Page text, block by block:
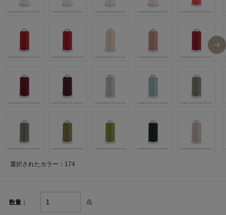
選択されたカラー：174
数量： 点